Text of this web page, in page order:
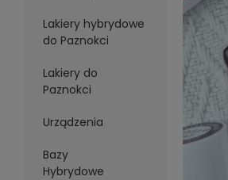
Lakiery hybrydowe
do Paznokci
Lakiery do
Paznokci
Urządzenia
Bazy
Hybrydowe